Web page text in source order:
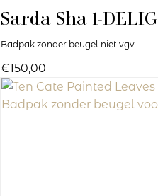
Sarda Sha 1-DELIG
Badpak zonder beugel niet vgv
€150,00